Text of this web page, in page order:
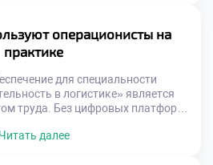
понимание показателей
склад ума. Работодатели ждут
умения читать цифры […]
операционисты на
практике
для специальности
в логистике» является
труда. Без цифровых платформ
Специалист проводит за
Читать далее